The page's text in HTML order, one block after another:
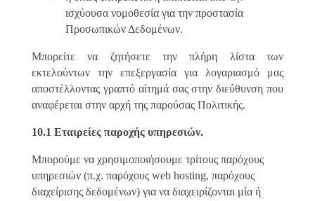
ισχύουσα νομοθεσία για την προστασία
Προσωπικών Δεδομένων.
Μπορείτε να ζητήσετε την πλήρη λίστα των
εκτελούντων την επεξεργασία για λογαριασμό μας
αποστέλλοντας γραπτό αίτημά σας στην διεύθυνση που
αναφέρεται στην αρχή της παρούσας Πολιτικής.
10.1 Εταιρείες παροχής υπηρεσιών.
Μπορούμε να χρησιμοποιήσουμε τρίτους παρόχους
υπηρεσιών (π.χ. παρόχους web hosting, παρόχους
διαχείρισης δεδομένων) για να διαχειρίζονται μία ή